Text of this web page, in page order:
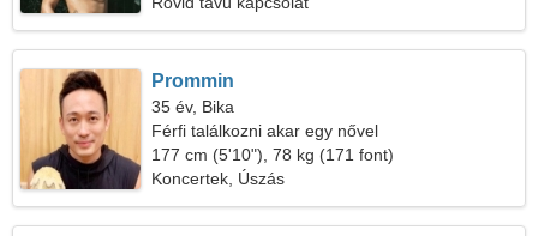
Prommin
35 év, Bika
Férfi találkozni akar egy nővel
177 cm (5'10"), 78 kg (171 font)
Koncertek, Úszás